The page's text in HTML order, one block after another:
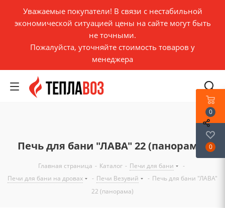
Уважаемые покупатели! В связи с нестабильной
экономической ситуацией цены на сайте могут быть
не точными.
Пожалуйста, уточняйте стоимость товаров у
менеджера
Печь для бани "ЛАВА" 22 (панорама)
Главная страница - Каталог - Печи для бани
-
Печи для бани на дровах
- Печи Везувий - Печь для бани "ЛАВА"
22 (панорама)
0
0